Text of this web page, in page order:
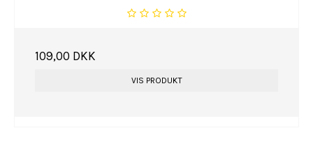
109,00 DKK
VIS PRODUKT